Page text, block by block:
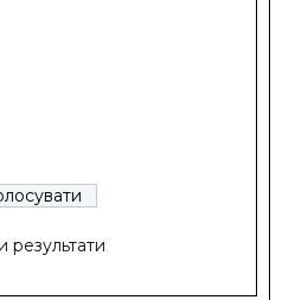
результати